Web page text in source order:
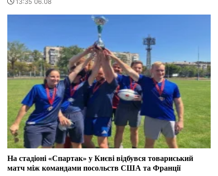
На стадіоні «Спартак» у Києві відбувся товариський
матч між командами посольств США та Франції